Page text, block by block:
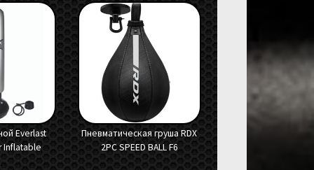
Everlast
Inflatable
Пневматическая груша RDX
2PC SPEED BALL F6